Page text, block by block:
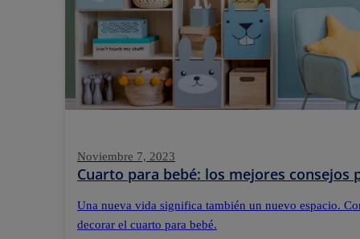
Noviembre 7, 2023
Cuarto para bebé: los mejores consejos
Una nueva vida significa también un nuevo espacio.
decorar el cuarto para bebé.